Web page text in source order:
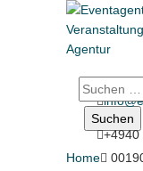
Suche
nach:
+4940
Home